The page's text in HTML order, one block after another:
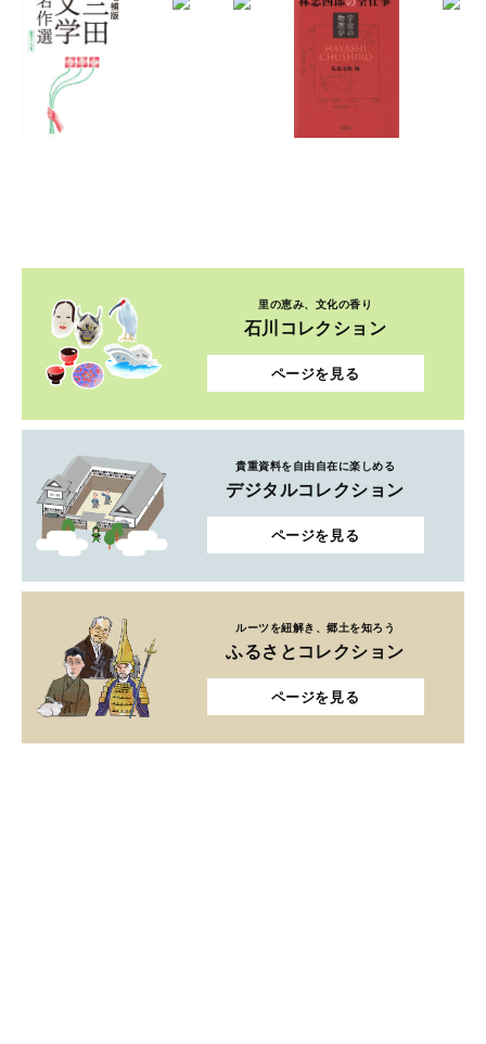
里の恵み、文化の香り
石川コレクション
ページを見る
貴重資料を自由自在に楽しめる
デジタルコレクション
ページを見る
ルーツを紐解き、郷土を知ろう
ふるさとコレクション
ページを見る